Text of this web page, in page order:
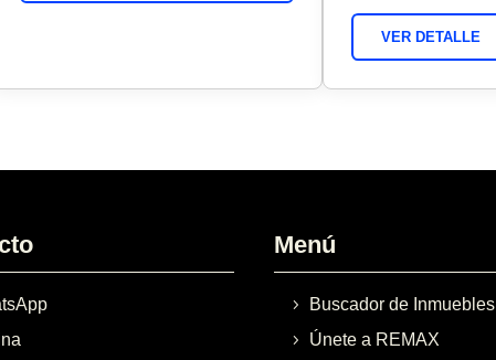
VER DETALLE
Menú
Buscador de Inmuebles
Únete a REMAX